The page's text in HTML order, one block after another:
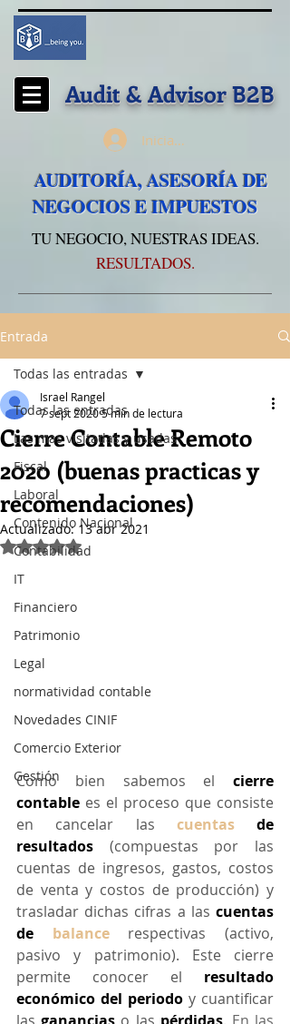
Audit & AdvisorB2B
Iniciar sesión
AUDITORÍA, ASESORÍA DE
NEGOCIOS E IMPUESTOS
TU NEGOCIO, NUESTRAS IDEAS.
RESULTADOS.
Entrada
Todas las entradas
Las mas visitadas y usadas
Fiscal
Laboral
Contenido Nacional
Contabilidad
IT
Financiero
Patrimonio
Legal
normatividad contable
Novedades CINIF
Comercio Exterior
Gestión
Todas las entradas
Cierre Contable Remoto
2020 (buenas practicas y
recomendaciones)
Israel Rangel
7 sept 20205 min de lectura
Actualizado:13 abr 2021
Obtuvo NaN de 5 estrellas.
Como bien sabemos el cierre
contable es el proceso que consiste
en cancelar las cuentas
de
resultados (compuestas por las
cuentas de ingresos, gastos, costos
de venta y costos de producción) y
trasladar dichas cifras a las cuentas
de balance
respectivas (activo,
pasivo y patrimonio). Este cierre
permite conocer el resultado
económico del periodo y cuantificar